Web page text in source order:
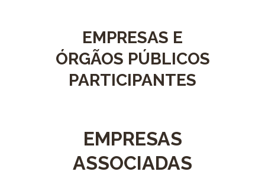
EMPRESAS E
ÓRGÃOS PÚBLICOS
PARTICIPANTES
EMPRESAS
ASSOCIADAS